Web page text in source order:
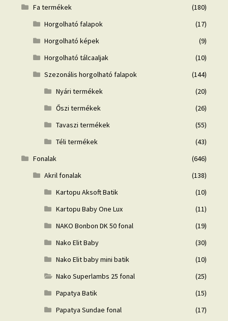
Fa termékek
(180)
Horgolható falapok
(17)
Horgolható képek
(9)
Horgolható tálcaaljak
(10)
Szezonális horgolható falapok
(144)
Nyári termékek
(20)
Őszi termékek
(26)
Tavaszi termékek
(55)
Téli termékek
(43)
Fonalak
(646)
Akril fonalak
(138)
Kartopu Aksoft Batik
(10)
Kartopu Baby One Lux
(11)
NAKO Bonbon DK 50 fonal
(19)
Nako Elit Baby
(30)
Nako Elit baby mini batik
(10)
Nako Superlambs 25 fonal
(25)
Papatya Batik
(15)
Papatya Sundae fonal
(17)